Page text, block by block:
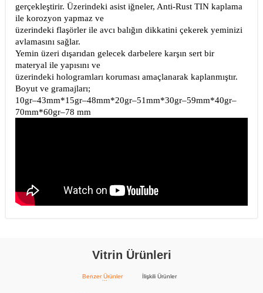
gerçekleştirir. Üzerindeki asist iğneler, Anti-Rust TIN kaplama
ile korozyon yapmaz ve
üzerindeki flaşörler ile avcı balığın dikkatini çekerek yeminizi
avlamasını sağlar.
Yemin üzeri dışarıdan gelecek darbelere karşın sert bir
materyal ile yapısını ve
üzerindeki hologramları koruması amaçlanarak kaplanmıştır.
Boyut ve gramajları;
10gr–43mm*15gr–48mm*20gr–51mm*30gr–59mm*40gr–
70mm*60gr–78 mm
Vitrin Ürünleri
Benzer Ürünler İlişkili Ürünler